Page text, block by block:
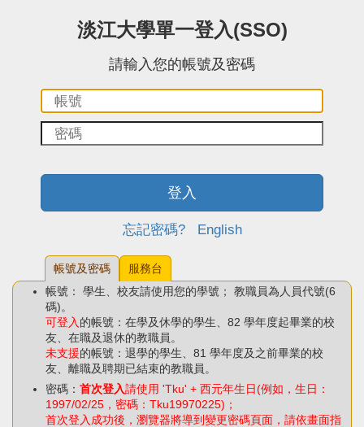
淡江大學單一登入(SSO)
請輸入您的帳號及密碼
碼：
登入
忘記密碼? English
帳號及密碼
服務台
帳號： 學生、校友請使用您的學號； 教職員為人員代號(6
碼)。
可登入 的帳號：在學及休學的學生、82 學年度起畢業的校
友、在職及退休的教職員。
未支援的帳號：退學的學生、81 學年度及之前畢業的校
友、離職及聘期已結束的教職員。
密碼： 首次登入請使用 'Tku' + 西元年生日(例如，生日：
1997/02/25，密碼：Tku19970225)；
首次登入成功後，瀏覽器將導到變更密碼頁面，請依畫面指